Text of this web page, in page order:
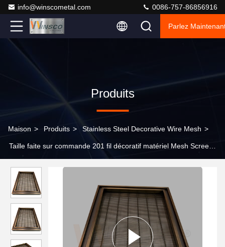
info@winscometal.com 0086-757-86856916
Parlez
Produits
Maison > Produits > Stainless Steel Decorative Wire Mesh >
Taille faite sur commande 201 fil décoratif matériel Mesh Screen